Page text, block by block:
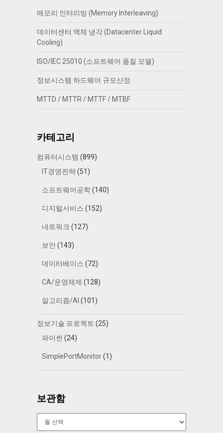
메모리 인터리빙 (Memory Interleaving)
데이터센터 액체 냉각 (Datacenter Liquid
Cooling)
ISO/IEC 25010 (소프트웨어 품질 모델)
정보시스템 하드웨어 규모산정
MTTD / MTTR / MTTF / MTBF
카테고리
컴퓨터시스템 (899)
IT경영전략(51)
소프트웨어공학(140)
디지털서비스 (152)
네트워크 (127)
보안(143)
데이터베이스 (72)
CA/운영체제 (128)
알고리즘/AI (101)
정보기술 프로젝트 (25)
파이썬 (24)
SimplePortMonitor(1)
보관함